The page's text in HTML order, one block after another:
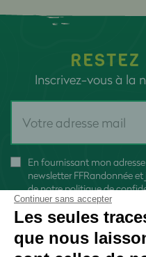
Inscrivez-vous à la
En fournissant mon
newsletter FFRandonnée
denotre politique de
Continuer sans accepter
Les seules
que nous